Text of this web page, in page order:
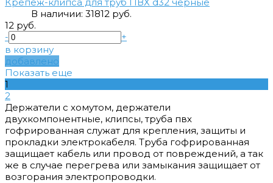
В наличии:31812 руб.
12 руб.
-
+
в корзину
добавлено
Показать еще
1
2
Держатели с хомутом, держатели
двухкомпонентные, клипсы, труба пвх
гофрированная служат для крепления, защиты и
прокладки электрокабеля. Труба гофрированная
защищает кабель или провод от повреждений, а так
же в случае перегрева или замыкания защищает от
возгорания электропроводки.